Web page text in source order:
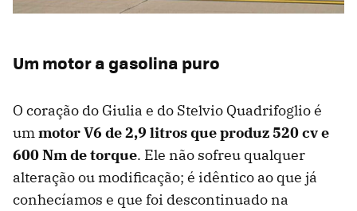
Um motor a gasolina puro
O coração do Giulia e do Stelvio Quadrifoglio é
ummotor V6 de 2,9 litros que produz 520 cv e
600 Nm de torque. Ele não sofreu qualquer
alteração ou modificação; é idêntico ao que já
conhecíamos e que foi descontinuado na